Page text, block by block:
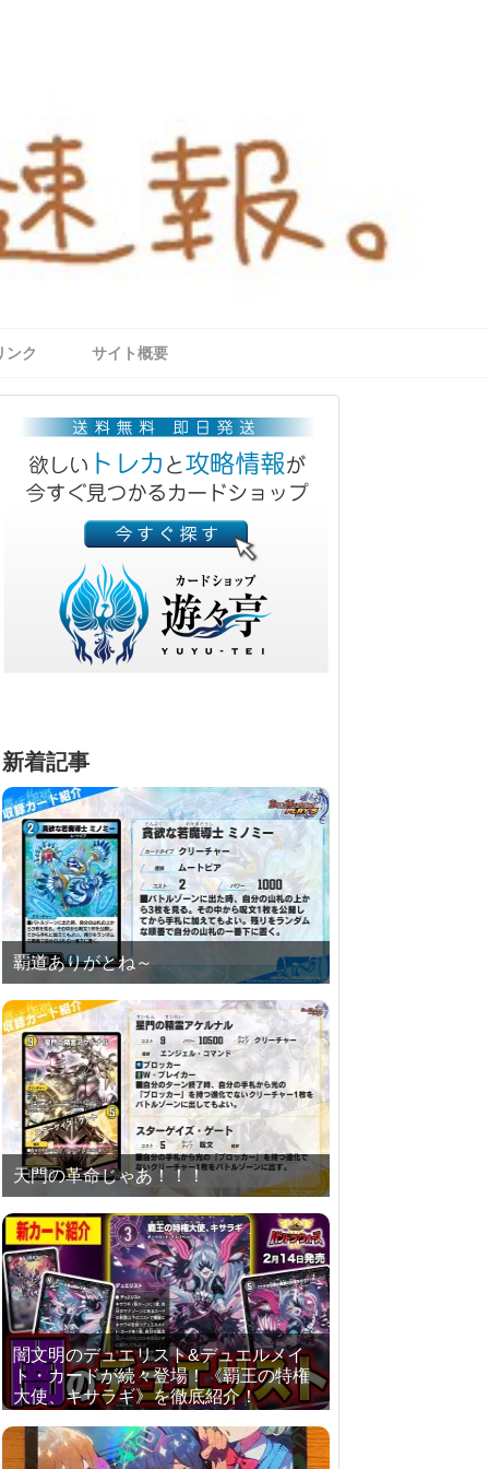
ンク サイト概要
新着記事
覇道ありがとね～
天門の革命じゃあ！！！
闇文明のデュエリスト&デュエルメイ
ト・カードが続々登場！《覇王の特権
大使、キサラギ》を徹底紹介！